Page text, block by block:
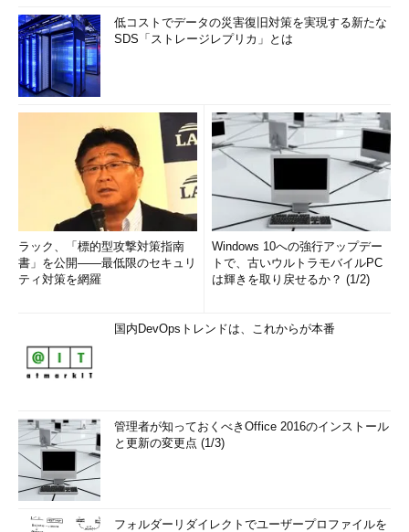
低コストでデータの災害復旧対策を実現する新たな
SDS「ストレージレプリカ」とは
ラック、「標的型攻撃対策指南
書」を公開――最低限のセキュリ
ティ対策を網羅
Windows 10への強行アップデー
トで、古いウルトラモバイルPC
は輝きを取り戻せるか？ (1/2)
国内DevOpsトレンドは、これからが本番
管理者が知っておくべきOffice 2016のインストール
と更新の変更点 (1/3)
フォルダーリダイレクトでユーザープロファイルを